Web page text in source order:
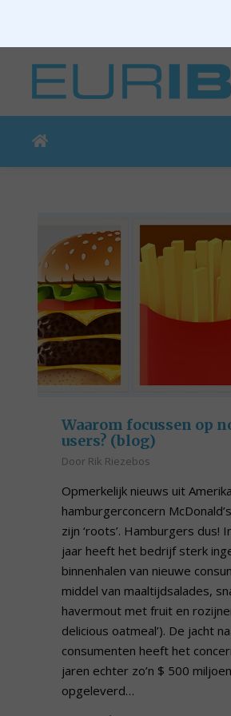
Waarom focussen op
users? (blog)
Door Rik Riezebos
Opmerkelijk nieuws uit
hamburgerconcern
zijn ‘roots’. Hamburgers dus!
jaar heeft het bedrijf sterk
binnenhalen van nieuwe
middel van maaltijdsalades,
havermout met fruit en
delicious oatmeal’). De jacht
consumenten heeft het
jaren echter zo’n $ 500
opgeleverd…